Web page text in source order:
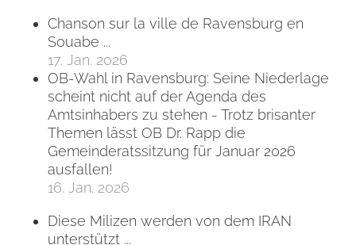
Chanson sur la ville de Ravensburg en
Souabe ...
17. Jan. 2026
OB-Wahl in Ravensburg: Seine Niederlage
scheint nicht auf der Agenda des
Amtsinhabers zu stehen - Trotz brisanter
Themen lässt OB Dr. Rapp die
Gemeinderatssitzung für Januar 2026
ausfallen!
16. Jan. 2026
Diese Milizen werden von dem IRAN
unterstützt ...